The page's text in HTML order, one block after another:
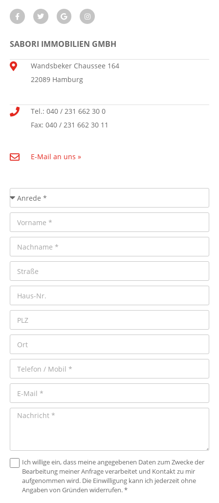
SABORI IMMOBILIEN GMBH
Wandsbeker Chaussee 164
22089 Hamburg
Tel.: 040 / 231 662 30 0
Fax: 040 / 231 662 30 11
E-Mail an uns »
Ich willige ein, dass meine angegebenen Daten zum Zwecke der
Bearbeitung meiner Anfrage verarbeitet und Kontakt zu mir
aufgenommen wird. Die Einwilligung kann ich jederzeit ohne
Angaben von Gründen widerrufen. *